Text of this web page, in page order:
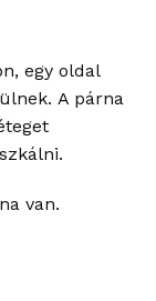
egy oldal
A párna
van.